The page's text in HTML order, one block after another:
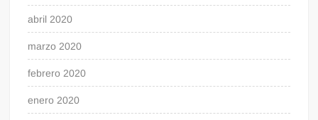
abril 2020
marzo 2020
febrero 2020
enero 2020